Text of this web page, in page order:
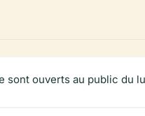
ouverts au public du